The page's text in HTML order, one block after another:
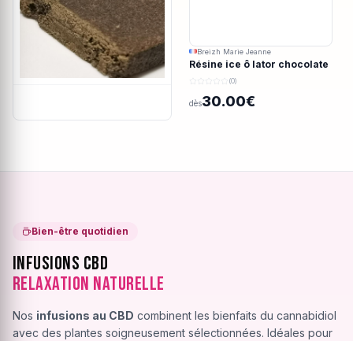
Breizh Marie Jeanne
Résine ice ô lator chocolate
covered strawberry CBD
(0)
dès30.00€
Bien-être quotidien
Infusions CBD
Relaxation Naturelle
Nos infusions au CBD combinent les bienfaits du cannabidiol
avec des plantes soigneusement sélectionnées. Idéales pour